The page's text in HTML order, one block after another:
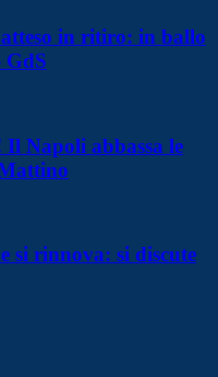
in ritiro: in ballo
GdS
Napoli abbassa le
si rinnova: si discute